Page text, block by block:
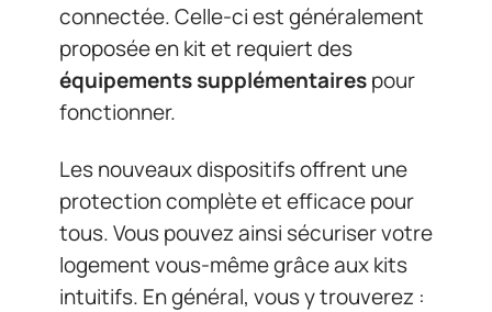
connectée. Celle-ci est généralement
proposée en kit et requiert des
équipements supplémentairespour
fonctionner.
Les nouveaux dispositifs offrent une
protection complète et efficace pour
tous. Vous pouvez ainsi sécuriser votre
logement vous-même grâce aux kits
intuitifs. En général, vous y trouverez :